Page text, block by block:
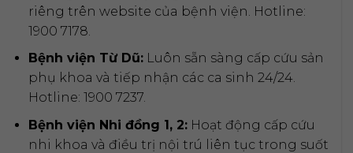
riêng trên website của bệnh viện. Hotline:
1900 7178.
Bệnh viện Từ Dũ:Luôn sẵn sàng cấp cứu sản
phụ khoa và tiếp nhận các ca sinh 24/24.
Hotline: 1900 7237.
Bệnh viện Nhi đồng 1, 2:Hoạt động cấp cứu
nhi khoa và điều trị nội trú liên tục trong suốt